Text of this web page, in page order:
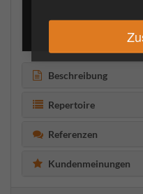
Beschreibung
Repertoire
Referenzen
Kundenmeinungen